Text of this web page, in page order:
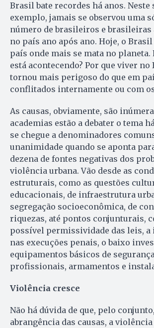
Brasil bate recordes há anos. Neste
exemplo, jamais se observou uma
número de brasileiros e brasileiras
no país ano após ano. Hoje, o
país onde mais se mata no planeta.
está acontecendo? Por que viver no
tornou mais perigoso do que em
conflitados internamente ou com
As causas, obviamente, são
academias estão a debater o tema
se chegue a denominadores
unanimidade quando se aponta
dezena de fontes negativas dos
violência urbana. Vão desde as
estruturais, como as questões
educacionais, de infraestrutura
segregação socioeconômica, de
riquezas, até pontos conjunturais,
possível permissividade das leis, a
nas execuções penais, o baixo
equipamentos básicos de
profissionais, armamentos e
Violência cresce
Não há dúvida de que, pelo
abrangência das causas, a